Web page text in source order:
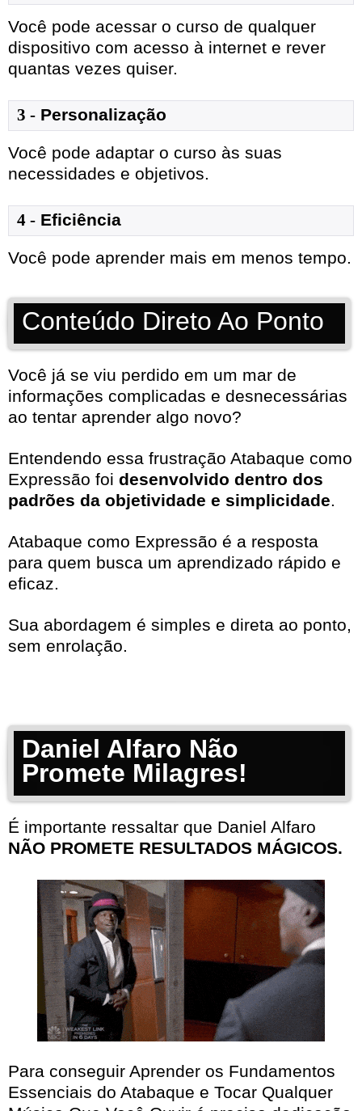
Você pode acessar o curso de qualquer
dispositivo com acesso à internet e rever
quantas vezes quiser.
3 - Personalização
Você pode adaptar o curso às suas
necessidades e objetivos.
4 - Eficiência
Você pode aprender mais em menos tempo.
Conteúdo Direto Ao Ponto
Você já se viu perdido em um mar de
informações complicadas e desnecessárias
ao tentar aprender algo novo?
Entendendo essa frustração Atabaque como
Expressão foi desenvolvido dentro dos
padrões da objetividade e simplicidade.
Atabaque como Expressão é a resposta
para quem busca um aprendizado rápido e
eficaz.
Sua abordagem é simples e direta ao ponto,
sem enrolação.
Daniel Alfaro Não
Promete Milagres!
É importante ressaltar que Daniel Alfaro
NÃO PROMETE RESULTADOS MÁGICOS.
Para conseguir Aprender os Fundamentos
Essenciais do Atabaque e Tocar Qualquer